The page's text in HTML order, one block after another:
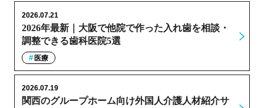
2026年最新｜大阪で他院で作った入れ歯を相談・
調整できる歯科医院5選
2026.07.21
医療
関西のグループホーム向け外国人介護人材紹介サ
2026.07.19